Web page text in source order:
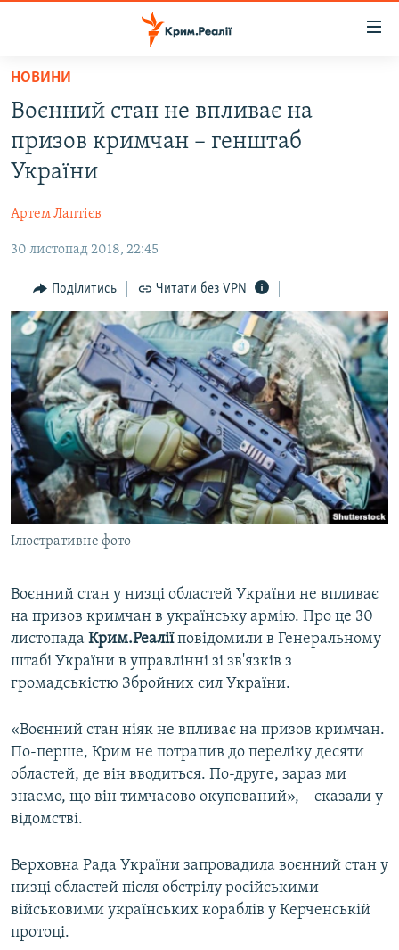
Перейти
основного
матеріалу
Перейти
до
основної
навігації
Перейти
пошуку
ВІДЕО ТА ФОТО
БЛОГИ
ПОГЛЯД
ІНТЕРВ'Ю
ВСЕ ЗА ДЕНЬ
СПЕЦПРОЕКТИ
ДЕПОРТАЦІЯ
ВІДЕОУРОКИ «ELIFBE»
СВІДЧЕННЯ ОКУПАЦІЇ
УКРАЇНСЬКА ПРОБЛЕМА КРИМУ
ІНФОГРАФІКА
ЯК ОБІЙТИ БЛОКУВАННЯ
Русский
Qırımtatar
ДОЛУЧАЙСЯ!
Усі сайти RFE/RL
НОВИНИ
Воєнний стан не впливає на
призов кримчан – генштаб
України
Артем Лаптієв
30 листопад 2018, 22:45
Поділитись Читати без VPN
Ілюстративне фото
Воєнний стан у низці областей України не впливає
на призов кримчан в українську армію. Про це 30
листопада Крим.Реаліїповідомили в Генеральному
штабі України в управлінні зі зв'язків з
громадськістю Збройних сил України.
«Воєнний стан ніяк не впливає на призов кримчан.
По-перше, Крим не потрапив до переліку десяти
областей, де він вводиться. По-друге, зараз ми
знаємо, що він тимчасово окупований», – сказали у
відомстві.
Верховна Рада України запровадила воєнний стан у
низці областей після обстрілу російськими
військовими українських кораблів у Керченській
протоці.